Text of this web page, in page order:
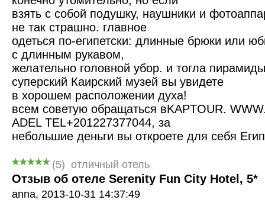
взять с собой подушку, наушники и
не так страшно. главное
одеться по-египетски: длинные брюки или
с длинным рукавом,
желательно головной убор. и тогла
суперский Каирский музей вы увидете
в хорошем расположении духа!
всем советую обращаться вKAPTOUR.
ADEL TEL+201227377044, за
небольшие деньги вы откроете для себя
(5) отличный отель
Отзыв об отеле Serenity Fun City Hotel, 5*
anna, 2013-10-31 14:37:49